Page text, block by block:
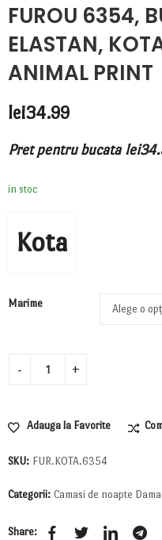
FUROU 6354,
ELASTAN,
ANIMAL PRINT
lei34.99
Pret pentru bucata lei
in stoc
Kota
Marime
Adauga la Favorite
SKU: FUR.KOTA.6354
Categorii: Camasi de noapte Dama
Share: